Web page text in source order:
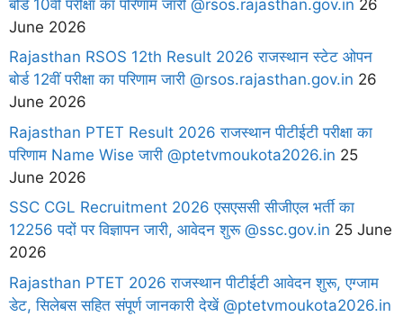
बोर्ड 10वीं परीक्षा का परिणाम जारी @rsos.rajasthan.gov.in 26
June 2026
Rajasthan RSOS 12th Result 2026 राजस्थान स्टेट ओपन
बोर्ड 12वीं परीक्षा का परिणाम जारी @rsos.rajasthan.gov.in 26
June 2026
Rajasthan PTET Result 2026 राजस्थान पीटीईटी परीक्षा का
परिणाम Name Wise जारी @ptetvmoukota2026.in 25
June 2026
SSC CGL Recruitment 2026 एसएससी सीजीएल भर्ती का
12256 पदों पर विज्ञापन जारी, आवेदन शुरू @ssc.gov.in 25 June
2026
Rajasthan PTET 2026 राजस्थान पीटीईटी आवेदन शुरू, एग्जाम
डेट, सिलेबस सहित संपूर्ण जानकारी देखें @ptetvmoukota2026.in